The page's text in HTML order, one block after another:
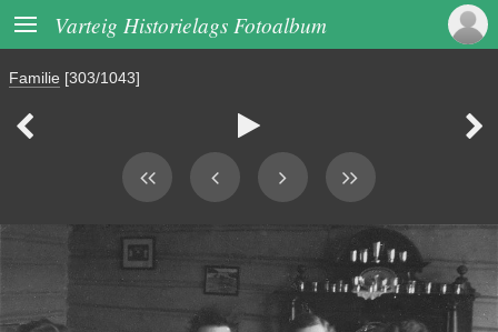
 Varteig Historielags Fotoalbum
Familie [303/1043]
  